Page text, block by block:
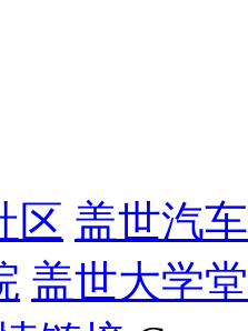
区 盖世汽
盖世大学堂